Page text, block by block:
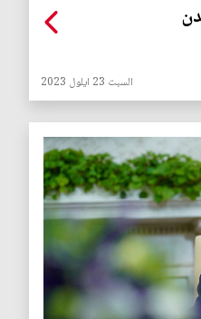
السبت 23 ايلول 2023